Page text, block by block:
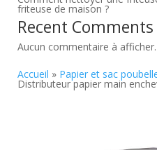
friteuse de maison ?
Recent Comments
Aucun commentaire à afficher.
Accueil » Papier et sac
Distributeur papier main